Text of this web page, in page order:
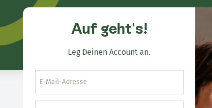
Auf geht's!
Leg Deinen Account an.
E-Mail-Adresse